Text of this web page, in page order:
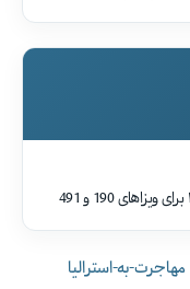
مهاجرت-به-استرالیا